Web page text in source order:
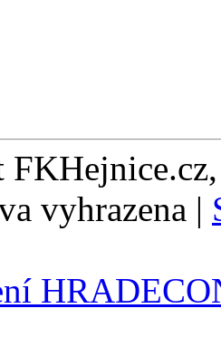
vyhrazena |